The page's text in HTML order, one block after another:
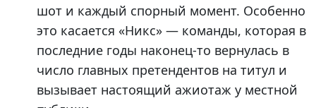
шот и каждый спорный момент. Особенно
это касается «Никс» — команды, которая в
последние годы наконец-то вернулась в
число главных претендентов на титул и
вызывает настоящий ажиотаж у местной